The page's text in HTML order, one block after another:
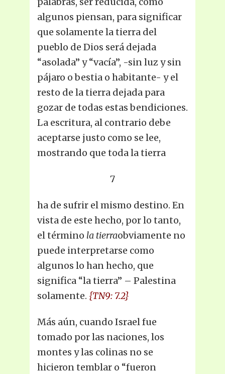
algunos piensan, para significar
que solamente la tierra del
pueblo de Dios será dejada
“asolada” y “vacía”, -sin luz y sin
pájaro o bestia o habitante- y el
resto de la tierra dejada para
gozar de todas estas bendiciones.
La escritura, al contrario debe
aceptarse justo como se lee,
mostrando que toda la tierra
7
ha de sufrir el mismo destino. En
vista de este hecho, por lo tanto,
el término la tierraobviamente no
puede interpretarse como
algunos lo han hecho, que
significa “la tierra” – Palestina
solamente. {TN9: 7.2}
Más aún, cuando Israel fue
tomado por las naciones, los
montes y las colinas no se
hicieron temblar o “fueron